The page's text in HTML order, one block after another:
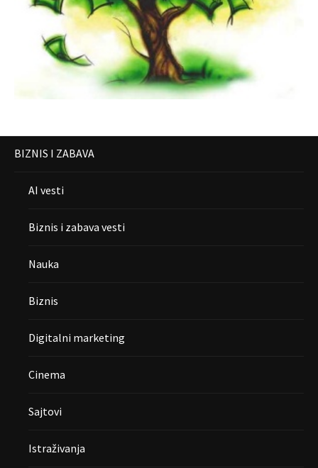
BIZNIS I ZABAVA
AI vesti
Biznis i zabava vesti
Nauka
Biznis
Digitalni marketing
Cinema
Sajtovi
Istraživanja